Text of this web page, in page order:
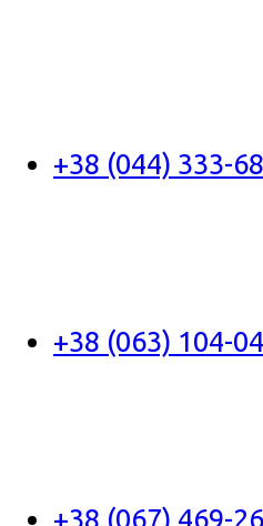
+38 (044) 333-
+38 (063) 104-
+38 (067) 469-